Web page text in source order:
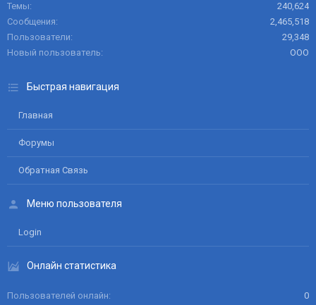
Темы
240,624
Сообщения
2,465,518
Пользователи
29,348
Новый пользователь
ООО
Быстрая навигация
Главная
Форумы
Обратная Связь
Меню пользователя
Login
Онлайн статистика
Пользователей онлайн
0